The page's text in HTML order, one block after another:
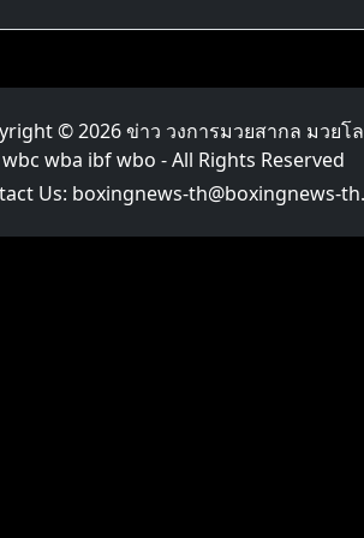
© 2026ข่าว วงการมวยสากล มวย
wba ibf wbo - All Rights Reserved
Us: boxingnews-th@boxingnews-